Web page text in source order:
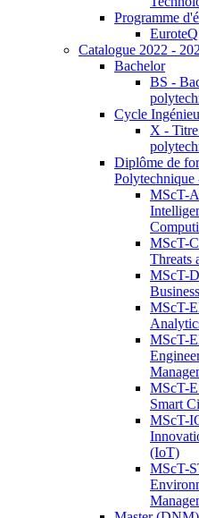
Programme
Catalogue 2022 -
Bachelor
BS -
Cycle
X -
Diplôme de
MScT-
MScT-
Threats
MScT-
Business
MScT-
MScT-
MScT-
Smart
MScT-
(IoT)
MScT-